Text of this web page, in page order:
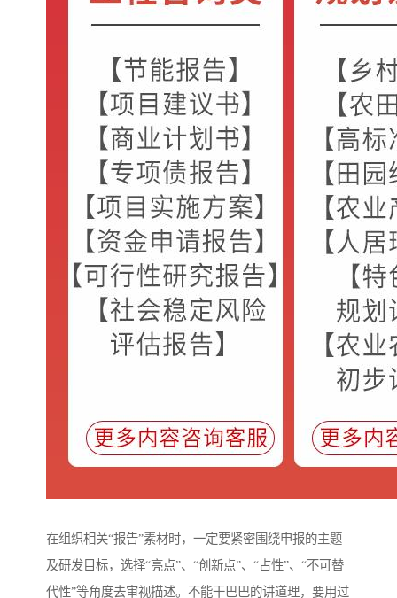
在组织相关“报告”素材时，一定要紧密围绕申报的主题
及研发目标，选择“亮点”、“创新点”、“占性”、“不可替
代性”等角度去审视描述。不能干巴巴的讲道理，要用过